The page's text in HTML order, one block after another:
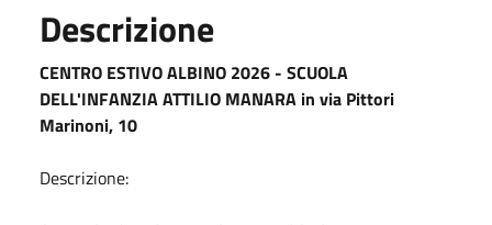
Descrizione
CENTRO ESTIVO ALBINO 2026 - SCUOLA
DELL'INFANZIA ATTILIO MANARA in via Pittori
Marinoni, 10
Descrizione: